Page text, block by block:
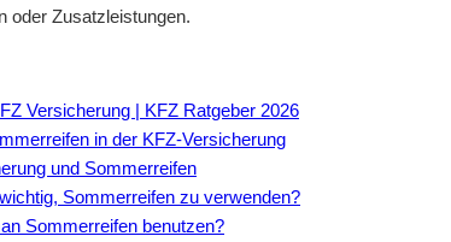
oder Zusatzleistungen.
Versicherung | KFZ Ratgeber 2026
in der KFZ-Versicherung
und Sommerreifen
Sommerreifen zu verwenden?
Sommerreifen benutzen?